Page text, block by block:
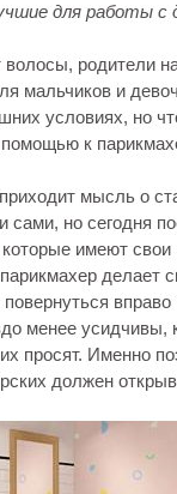
для работы
волосы, родители
мальчиков и
условиях, но
к
мысль о
но сегодня
имеют
делает
повернуться
менее усидчивы,
просят. Именно
должен